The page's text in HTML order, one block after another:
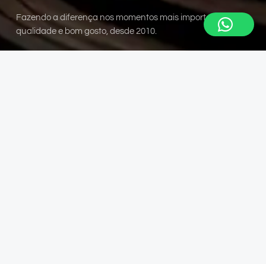
Fazendo a diferença nos momentos mais importantes, com
qualidade e bom gosto, desde 2010.